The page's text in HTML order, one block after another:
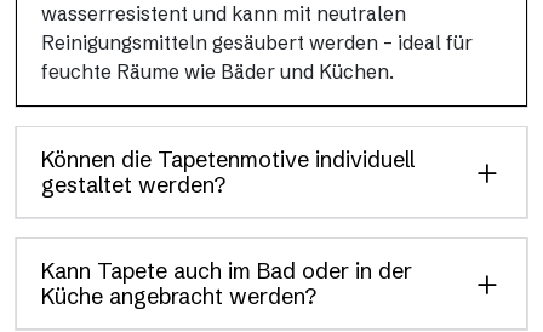
wasserresistent und kann mit neutralen
Reinigungsmitteln gesäubert werden – ideal für
feuchte Räume wie Bäder und Küchen.
Können die Tapetenmotive individuell
gestaltet werden?
Kann Tapete auch im Bad oder in der
Küche angebracht werden?